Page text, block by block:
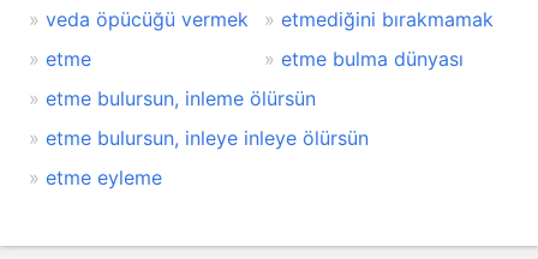
veda öpücüğü vermek
etmediğini bırakmamak
etme
etme bulma dünyası
etme bulursun, inleme ölürsün
etme bulursun, inleye inleye ölürsün
etme eyleme